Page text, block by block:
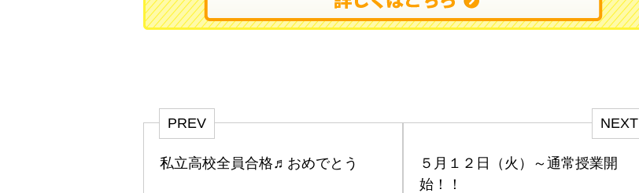
PREV
私立高校全員合格♬おめでとう
NEXT
５月１２日（火）～通常授業開
始！！